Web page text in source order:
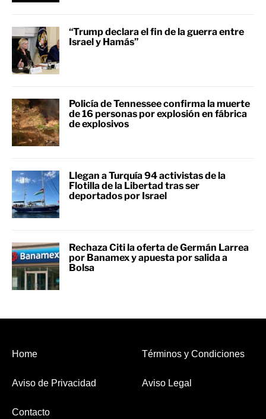
“Trump declara el fin de la guerra entre
Israel y Hamás”
Policía de Tennessee confirma la muerte
de 16 personas por explosión en fábrica
de explosivos
Llegan a Turquía 94 activistas de la
Flotilla de la Libertad tras ser
deportados por Israel
Rechaza Citi la oferta de Germán Larrea
por Banamex y apuesta por salida a
Bolsa
Home Términos y Condiciones
Aviso de Privacidad Aviso Legal
Contacto